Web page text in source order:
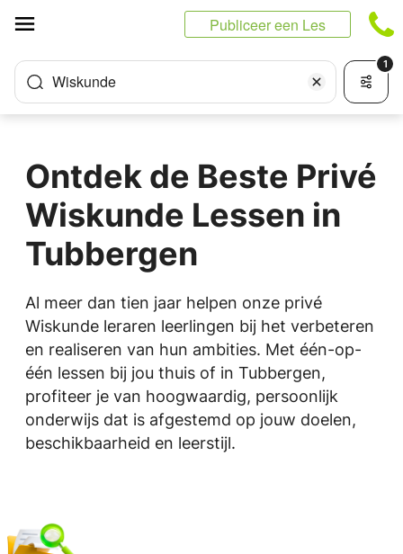
Publiceer een Les
Wiskunde
1
Ontdek de Beste Privé
Wiskunde Lessen in
Tubbergen
Al meer dan tien jaar helpen onze privé
Wiskunde leraren leerlingen bij het verbeteren
en realiseren van hun ambities. Met één-op-
één lessen bij jou thuis of in Tubbergen,
profiteer je van hoogwaardig, persoonlijk
onderwijs dat is afgestemd op jouw doelen,
beschikbaarheid en leerstijl.